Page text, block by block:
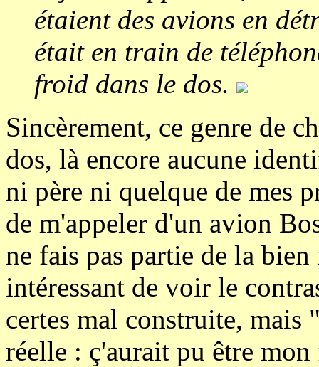
étaient des avions en
était en train de
froid dans le dos.
Sincèrement, ce genre de
dos, là encore aucune
ni père ni quelque de mes
de m'appeler d'un avion
ne fais pas partie de la
intéressant de voir le
certes mal construite, mais
réelle : ç'aurait pu être